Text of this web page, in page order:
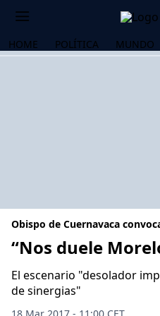
HOME POLÍTICA MUNDO
Obispo de Cuernavaca
“Nos duele
El escenario "desolador
de sinergias"